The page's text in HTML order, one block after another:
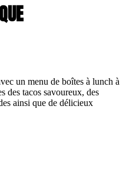
un menu de boîtes à lunch à
des tacos savoureux, des
ainsi que de délicieux